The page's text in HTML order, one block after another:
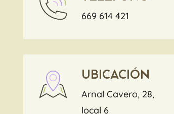
669 614 421
UBICACIÓN
Arnal Cavero, 28,
local 6